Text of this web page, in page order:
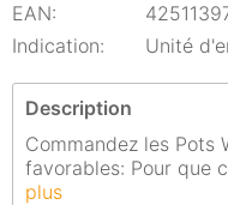
EAN:
Indication:
Unité
Description
Commandez les Pots
favorables: Pour que
plus